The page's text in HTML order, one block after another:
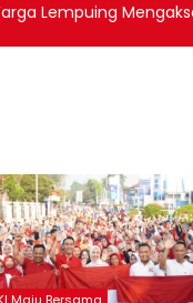
Lempuing
Maju Bersama